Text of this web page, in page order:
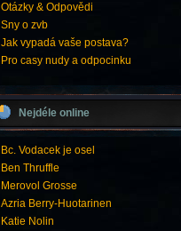
Otázky & Odpovědi
Sny o zvb
Jak vypadá vaše postava?
Pro casy nudy a odpocinku
Nejdéle online
Bc. Vodacek je osel
Ben Thruffle
Merovol Grosse
Azria Berry-Huotarinen
Katie Nolin